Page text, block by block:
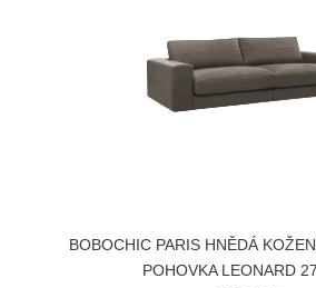
BOBOCHIC PARIS HNĚDÁ
POHOVKA LEONARD